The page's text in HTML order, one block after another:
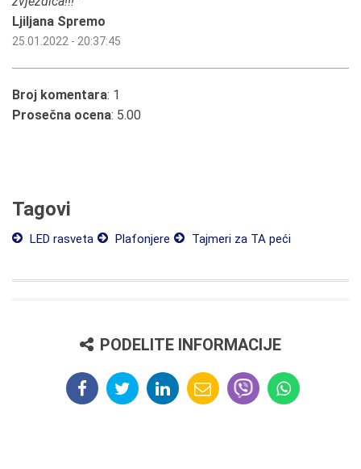
Ljiljana Spremo
25.01.2022 - 20:37:45
Broj komentara: 1
Prosečna ocena: 5.00
Tagovi
LED rasveta Plafonjere Tajmeri za TA peći
PODELITE INFORMACIJE